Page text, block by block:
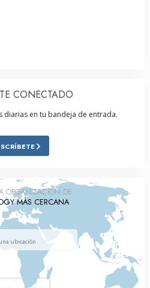
CONECTADO
diarias en tu bandeja de entrada.
ORGANIZACIÓN DE
MÁS CERCANA